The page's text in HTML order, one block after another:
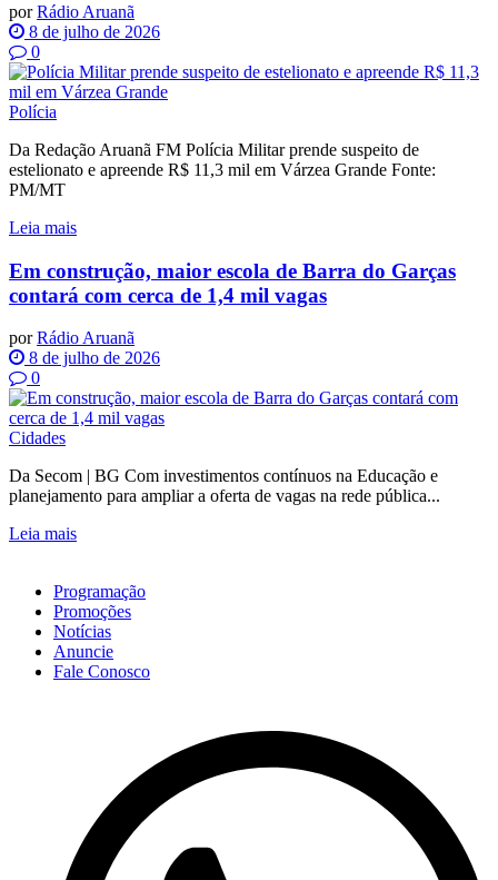
por Rádio Aruanã
8 de julho de 2026
0
Polícia
Da Redação Aruanã FM Polícia Militar prende suspeito de
estelionato e apreende R$ 11,3 mil em Várzea Grande Fonte:
PM/MT
Leia mais
Em construção, maior escola de Barra do Garças
contará com cerca de 1,4 mil vagas
por Rádio Aruanã
8 de julho de 2026
0
Cidades
Da Secom | BG Com investimentos contínuos na Educação e
planejamento para ampliar a oferta de vagas na rede pública...
Leia mais
Programação
Promoções
Notícias
Anuncie
Fale Conosco